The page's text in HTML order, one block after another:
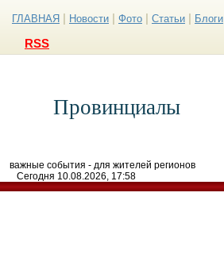
ГЛАВНАЯ Новости Фото Статьи Блоги
RSS
Провинциалы
важные события - для жителей регионов
Сегодня 10.08.2026, 17:58